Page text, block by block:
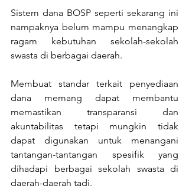
Sistem dana BOSP seperti sekarang ini
nampaknya belum mampu menangkap
ragam kebutuhan sekolah-sekolah
swasta di berbagai daerah.
Membuat standar terkait penyediaan
dana memang dapat membantu
memastikan transparansi dan
akuntabilitas tetapi mungkin tidak
dapat digunakan untuk menangani
tantangan-tantangan spesifik yang
dihadapi berbagai sekolah swasta di
daerah-daerah tadi.